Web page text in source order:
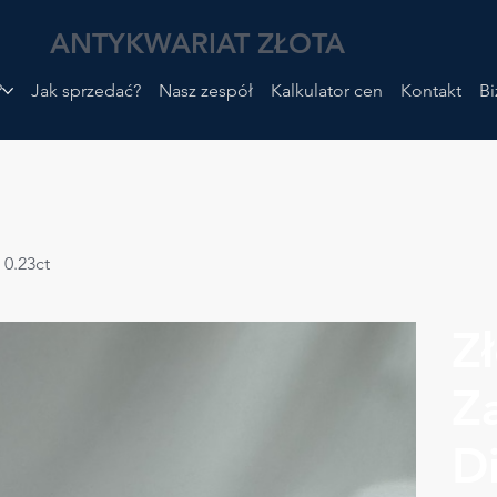
ANTYKWARIAT ZŁOTA
Jak sprzedać? Nasz zespół Kalkulator cen Kontakt